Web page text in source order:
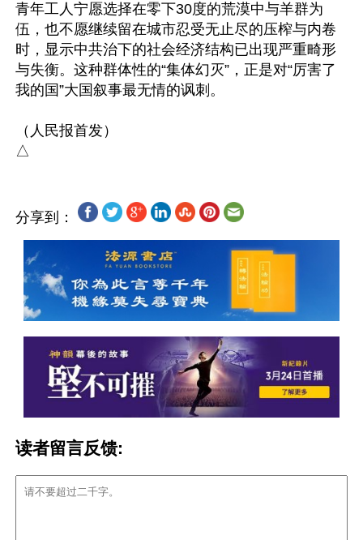
青年工人宁愿选择在零下30度的荒漠中与羊群为
伍，也不愿继续留在城市忍受无止尽的压榨与内卷
时，显示中共治下的社会经济结构已出现严重畸形
与失衡。这种群体性的“集体幻灭”，正是对“厉害了
我的国”大国叙事最无情的讽刺。
（人民报首发）
分享到：
读者留言反馈: